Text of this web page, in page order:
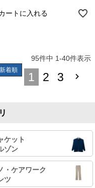
ートに入れる
新着順
95件中 1-40件表示
1 2 3
ケット
ゾン
・ケアワーク
ツ